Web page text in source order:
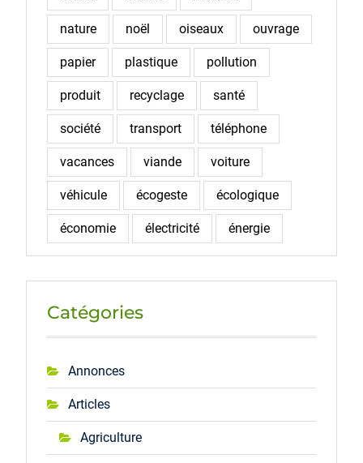
nature noël oiseaux ouvrage
papier plastique pollution
produit recyclage santé
société transport téléphone
vacances viande voiture
véhicule écogeste écologique
économie électricité énergie
Catégories
Annonces
Articles
Agriculture